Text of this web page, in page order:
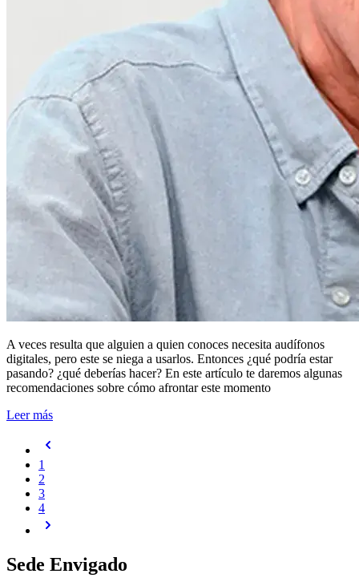
A veces resulta que alguien a quien conoces necesita audífonos
digitales, pero este se niega a usarlos. Entonces ¿qué podría estar
pasando? ¿qué deberías hacer? En este artículo te daremos algunas
recomendaciones sobre cómo afrontar este momento
Leer más
1
2
3
4
Sede Envigado